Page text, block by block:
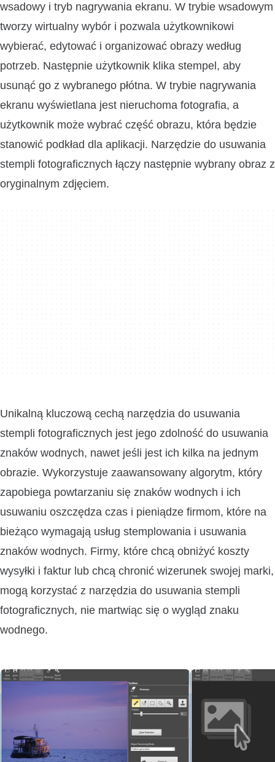
wsadowy i tryb nagrywania ekranu. W trybie wsadowym
tworzy wirtualny wybór i pozwala użytkownikowi
wybierać, edytować i organizować obrazy według
potrzeb. Następnie użytkownik klika stempel, aby
usunąć go z wybranego płótna. W trybie nagrywania
ekranu wyświetlana jest nieruchoma fotografia, a
użytkownik może wybrać część obrazu, która będzie
stanowić podkład dla aplikacji. Narzędzie do usuwania
stempli fotograficznych łączy następnie wybrany obraz z
oryginalnym zdjęciem.
Unikalną kluczową cechą narzędzia do usuwania
stempli fotograficznych jest jego zdolność do usuwania
znaków wodnych, nawet jeśli jest ich kilka na jednym
obrazie. Wykorzystuje zaawansowany algorytm, który
zapobiega powtarzaniu się znaków wodnych i ich
usuwaniu oszczędza czas i pieniądze firmom, które na
bieżąco wymagają usług stemplowania i usuwania
znaków wodnych. Firmy, które chcą obniżyć koszty
wysyłki i faktur lub chcą chronić wizerunek swojej marki,
mogą korzystać z narzędzia do usuwania stempli
fotograficznych, nie martwiąc się o wygląd znaku
wodnego.